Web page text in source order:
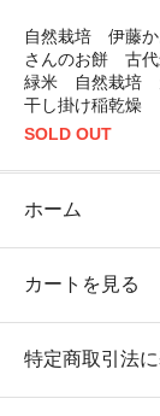
自然栽培 伊藤か
さんのお餅 古
緑米 自然栽培
干し掛け稲乾燥
SOLD OUT
ホーム
カートを見る
特定商取引法